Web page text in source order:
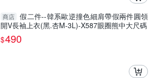
商店 假二件--韓系歐逆撞色細肩帶假兩件圓領
開V長袖上衣(黑.杏M-3L)-X587眼圈熊中大尺碼
$490